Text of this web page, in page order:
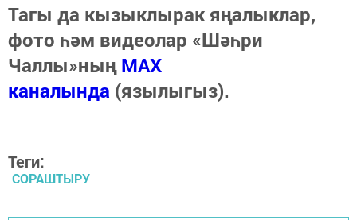
Тагы да кызыклырак яңалыклар,
фото һәм видеолар «Шәһри
Чаллы»ныңMAX
каналында (язылыгыз).
Теги:
СОРАШТЫРУ